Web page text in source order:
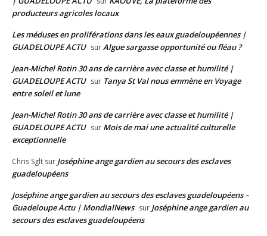
producteurs agricoles locaux
Les méduses en proliférations dans les eaux guadeloupéennes |
GUADELOUPE ACTU surAlgue sargasse opportunité ou fléau ?
Jean-Michel Rotin 30 ans de carrière avec classe et humilité |
GUADELOUPE ACTU sur Tanya St Val nous emmène en Voyage
entre soleil et lune
Jean-Michel Rotin 30 ans de carrière avec classe et humilité |
GUADELOUPE ACTU sur Mois de mai une actualité culturelle
exceptionnelle
Chris Sglt sur Joséphine ange gardien au secours des esclaves
guadeloupéens
Joséphine ange gardien au secours des esclaves guadeloupéens –
Guadeloupe Actu | MondialNews sur Joséphine ange gardien au
secours des esclaves guadeloupéens